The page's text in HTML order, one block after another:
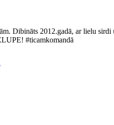
Dibināts 2012.gadā, ar lielu
#ticamkomandā